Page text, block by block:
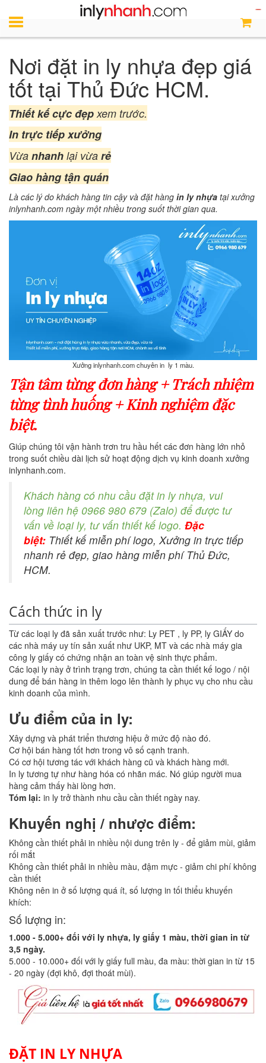
Trang chủ Nơi đặt in ly nhựa đẹp giá tốt tại Thủ Đức HCM.
Nơi đặt in ly nhựa đẹp giá
tốt tại Thủ Đức HCM.
Thiết kế cực đẹp xem trước.
In trực tiếp xưởng
Vừa nhanh lại vừa rẻ
Giao hàng tận quán
Là các lý do khách hàng tin cậy và đặt hàng in ly nhựa tạixưởng
inlynhanh.com ngày một nhiều trong suốt thời gian qua.
Xưởng inlynhanh.com chuyên in ly 1 màu.
Tận tâm từng đơn hàng + Trách nhiệm
từng tình huống + Kinh nghiệm đặc
biệt.
Giúp chúng tôi vận hành trơn tru hầu hết các đơn hàng lớn nhỏ
trong suốt chiều dài lịch sử hoạt động dịch vụ kinh doanh xưởng
inlynhanh.com.
Khách hàng có nhu cầu đặt in ly nhựa, vui
lòng liên hệ 0966 980 679 (Zalo) để được tư
vấn về loại ly, tư vấn thiết kế logo. Đặc
biệt: Thiết kế miễn phí logo, Xưởng in trực tiếp
nhanh rẻ đẹp, giao hàng miễn phí Thủ Đức,
HCM.
Cách thức in ly
Từ các loại ly đã sản xuất trước như: Ly PET , ly PP, ly GIẤY do
các nhà máy uy tín sản xuất như UKP, MT và các nhà máy gia
công ly giấy có chứng nhận an toàn vệ sinh thực phẩm.
Các loại ly này ở trình trạng trơn, chúng ta cần thiết kế logo / nội
dung để bán hàng in thêm logo lên thành ly phục vụ cho nhu cầu
kinh doanh của mình.
Ưu điểm của in ly:
Xây dựng và phát triển thương hiệu ở mức độ nào đó.
Cơ hội bán hàng tốt hơn trong vô số cạnh tranh.
Có cơ hội tương tác với khách hàng cũ và khách hàng mới.
In ly tương tự như hàng hóa có nhãn mác. Nó giúp người mua
hàng cảm thấy hài lòng hơn.
Tóm lại: in ly trở thành nhu cầu cần thiết ngày nay.
Khuyến nghị / nhược điểm:
Không cần thiết phải in nhiều nội dung trên ly - để giảm mùi, giảm
rối mắt
Không cần thiết phải in nhiều màu, đậm mực - giảm chi phí không
cần thiết
Không nên in ở số lượng quá ít, số lượng in tối thiểu khuyến
khích:
Số lượng in:
1.000 - 5.000+ đối với ly nhựa, ly giấy 1 màu, thời gian in từ
3,5 ngày.
5.000 - 10.000+ đối với ly giấy full màu, đa màu: thời gian in từ 15
- 20 ngày (đợi khô, đợi thoát mùi).
ĐẶT IN LY NHỰA